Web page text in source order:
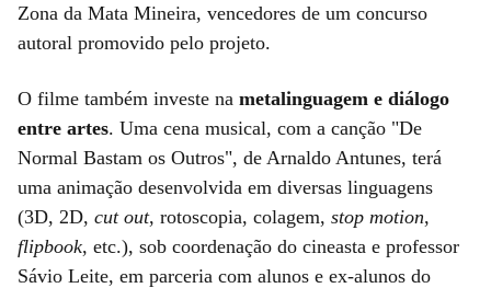
Zona da Mata Mineira, vencedores de um concurso
autoral promovido pelo projeto.
O filme também investe na metalinguagem e diálogo
entre artes. Uma cena musical, com a canção "De
Normal Bastam os Outros", de Arnaldo Antunes, terá
uma animação desenvolvida em diversas linguagens
(3D, 2D, cut out, rotoscopia, colagem, stop motion,
flipbook, etc.), sob coordenação do cineasta e professor
Sávio Leite, em parceria com alunos e ex-alunos do